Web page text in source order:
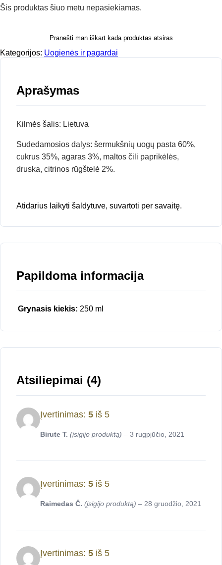
Šis produktas šiuo metu nepasiekiamas.
Pranešti man iškart kada produktas atsiras
Kategorijos: Uogienės ir pagardai
Aprašymas
Kilmės šalis: Lietuva
Sudedamosios dalys: šermukšnių uogų pasta 60%,
cukrus 35%, agaras 3%, maltos čili paprikėlės,
druska, citrinos rūgštelė 2%.
Atidarius laikyti šaldytuve, suvartoti per savaitę.
Papildoma informacija
Grynasis kiekis: 250 ml
Atsiliepimai (4)
Įvertinimas: 5 iš 5
Birute T. (įsigijo produktą) – 3 rugpjūčio, 2021
Įvertinimas: 5 iš 5
Raimedas Č. (įsigijo produktą) – 28 gruodžio, 2021
Įvertinimas: 5 iš 5